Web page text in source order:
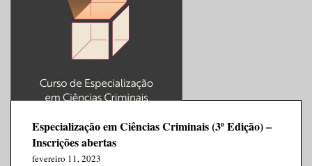
Especialização em Ciências Criminais (3ª Edição) –
Inscrições abertas
fevereiro 11, 2023